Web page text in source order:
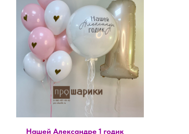
Нашей Александре 1 годик